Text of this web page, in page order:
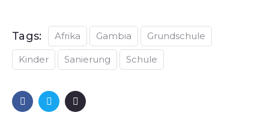
Tags: Afrika Gambia Grundschule
Kinder Sanierung Schule